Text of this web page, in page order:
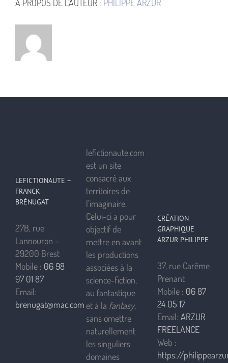
À PROPOS DE L'AUTEUR : PHILIPPE ARZUR
LEFICTIONAUTE –
FRANCK
BRÉNUGAT
27B, rue
Lannouron –
29200 Brest
Mobile : 06 98
97 01 87
Email:
brenugat@mac.com
lefictionaute.com
est un site
consacré aux
territoires de
l’imaginaire.
Celui-ci a pour
objectif de
mettre en avant
les productions
associées à la
science-fiction,
au fantastique
et à la fantasy,
sans omettre
naturellement
les singuliers
domaines
CRÉATION
GRAPHIQUE
ARZUR PHILIPPE
37, rue Carême
Prenant
Mobile : 06 87
24 05 17
Email: ARZUR
FREELANCE
Web :
https://